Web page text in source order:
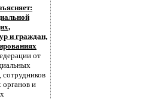
и граждан,
от
органов и